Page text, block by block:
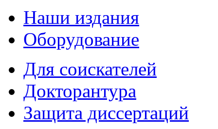
Наши издания
Оборудование
Для соискателей
Докторантура
Защита диссертаций